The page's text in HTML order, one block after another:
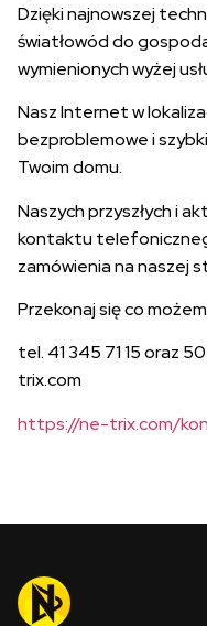
Dzięki najnowszej
światłowód do
wymienionych wyżej
Nasz Internet w
bezproblemowe i
Twoim domu.
Naszych przyszłych i
kontaktu
zamówienia na naszej
Przekonaj się co
tel. 41 345 71 15 oraz
trix.com
https://ne-trix.com/